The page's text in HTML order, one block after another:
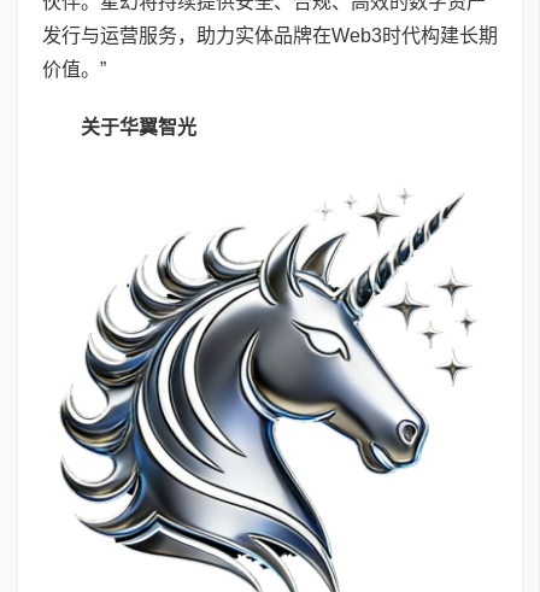
发行与运营服务，助力实体品牌在Web3时代构建长期
价值。”
关于华翼智光